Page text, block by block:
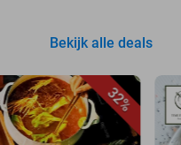
Bekijk alle deals
32%